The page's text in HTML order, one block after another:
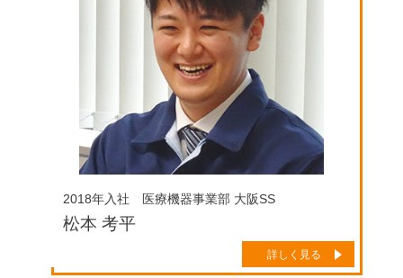
2018年入社 医療機器事業部 大阪SS
松本 考平
詳しく見る